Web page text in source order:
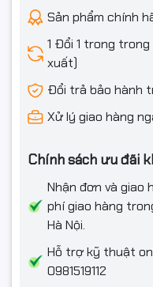
Sản phẩm chính
1 Đổi 1 trong
xuất)
Đổi trả bảo hành
Xử lý giao hàng
Chính sách ưu đãi
Nhận đơn và giao
phí giao hàng
Hà Nội.
Hỗ trợ kỹ thuật
0981519112
Máy in này cho tốc độ in
đầu tiên chỉ mất khoảng
thành nhiệm vụ công
thời gian.
Chất Lượng
nét và chuyên nghiệp.
hạn chế tình trạng kẹt
dụng.
Kết Nối Đơn
Máy in trang bị cổng